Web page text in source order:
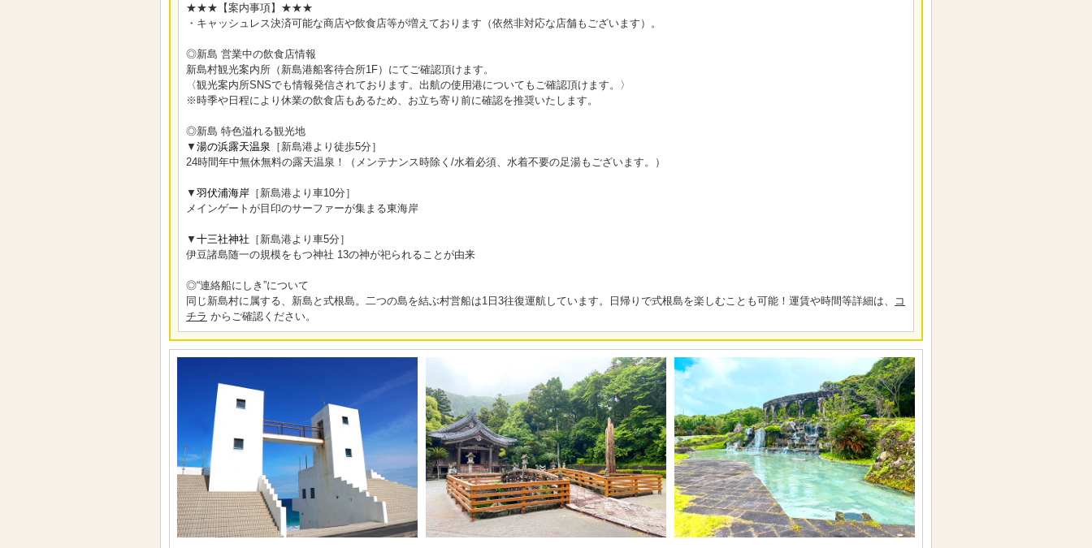
★★★【案内事項】★★★
・キャッシュレス決済可能な商店や飲食店等が増えております（依然非対応な店舗もございます）。
◎新島 営業中の飲食店情報
新島村観光案内所（新島港船客待合所1F）にてご確認頂けます。
〈観光案内所SNSでも情報発信されております。出航の使用港についてもご確認頂けます。〉
※時季や日程により休業の飲食店もあるため、お立ち寄り前に確認を推奨いたします。
◎新島 特色溢れる観光地
▼ 湯の浜露天温泉 ［新島港より徒歩5分］
24時間年中無休無料の露天温泉！（メンテナンス時除く/水着必須、水着不要の足湯もございます。）
▼ 羽伏浦海岸 ［新島港より車10分］
メインゲートが目印のサーファーが集まる東海岸
▼ 十三社神社 ［新島港より車5分］
伊豆諸島随一の規模をもつ神社 13の神が祀られることが由来
◎“連絡船にしき”について
同じ新島村に属する、新島と式根島。二つの島を結ぶ村営船は1日3往復運航しています。日帰りで式根島を楽しむことも可能！運賃や時間等詳細は、
コ
チラ からご確認ください。